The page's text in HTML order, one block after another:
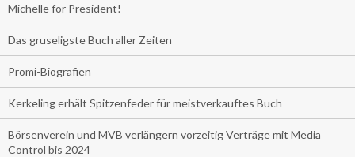
Michelle for President!
Das gruseligste Buch aller Zeiten
Promi-Biografien
Kerkeling erhält Spitzenfeder für meistverkauftes Buch
Börsenverein und MVB verlängern vorzeitig Verträge mit Media
Control bis 2024